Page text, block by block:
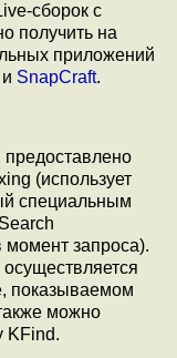
сборок с
получить на
приложений
и SnapCraft.
(использует
специальным
момент запроса).
показываемом
можно
KFind.